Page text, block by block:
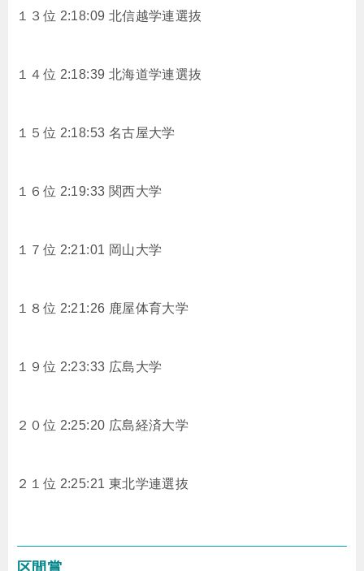
１３位 2:18:09 北信越学連選抜
１４位 2:18:39 北海道学連選抜
１５位 2:18:53 名古屋大学
１６位 2:19:33 関西大学
１７位 2:21:01 岡山大学
１８位 2:21:26 鹿屋体育大学
１９位 2:23:33 広島大学
２０位 2:25:20 広島経済大学
２１位 2:25:21 東北学連選抜
区間賞